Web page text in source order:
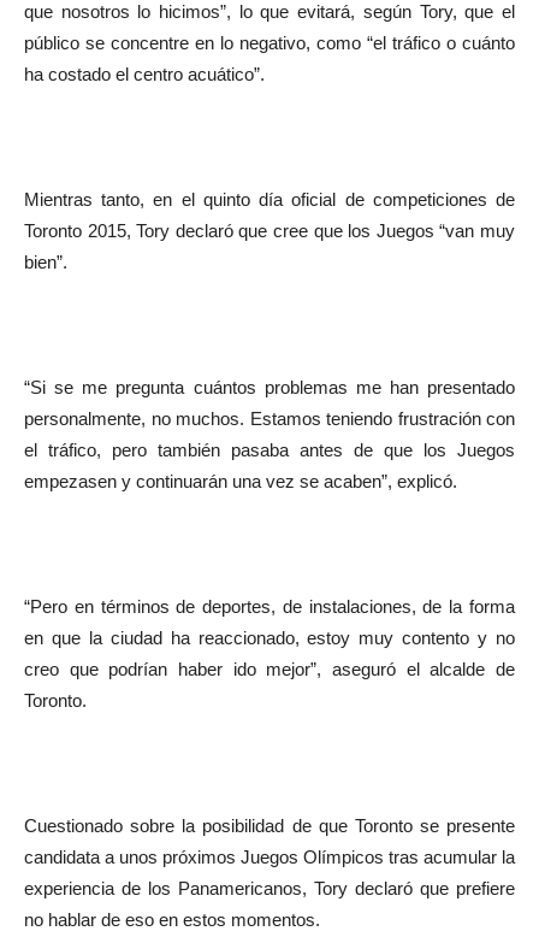
que nosotros lo hicimos”, lo que evitará, según Tory, que el
público se concentre en lo negativo, como “el tráfico o cuánto
ha costado el centro acuático”.
Mientras tanto, en el quinto día oficial de competiciones de
Toronto 2015, Tory declaró que cree que los Juegos “van muy
bien”.
“Si se me pregunta cuántos problemas me han presentado
personalmente, no muchos. Estamos teniendo frustración con
el tráfico, pero también pasaba antes de que los Juegos
empezasen y continuarán una vez se acaben”, explicó.
“Pero en términos de deportes, de instalaciones, de la forma
en que la ciudad ha reaccionado, estoy muy contento y no
creo que podrían haber ido mejor”, aseguró el alcalde de
Toronto.
Cuestionado sobre la posibilidad de que Toronto se presente
candidata a unos próximos Juegos Olímpicos tras acumular la
experiencia de los Panamericanos, Tory declaró que prefiere
no hablar de eso en estos momentos.